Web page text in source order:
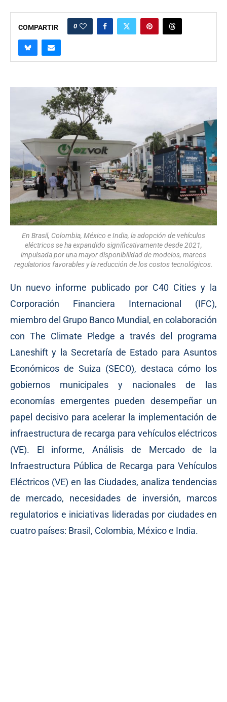
COMPARTIR 0
En Brasil, Colombia, México e India, la adopción de vehículos
eléctricos se ha expandido significativamente desde 2021,
impulsada por una mayor disponibilidad de modelos, marcos
regulatorios favorables y la reducción de los costos tecnológicos.
Un nuevo informe publicado por C40 Cities y la
Corporación Financiera Internacional (IFC),
miembro del Grupo Banco Mundial, en colaboración
con The Climate Pledge a través del programa
Laneshift y la Secretaría de Estado para Asuntos
Económicos de Suiza (SECO), destaca cómo los
gobiernos municipales y nacionales de las
economías emergentes pueden desempeñar un
papel decisivo para acelerar la implementación de
infraestructura de recarga para vehículos eléctricos
(VE). El informe, Análisis de Mercado de la
Infraestructura Pública de Recarga para Vehículos
Eléctricos (VE) en las Ciudades, analiza tendencias
de mercado, necesidades de inversión, marcos
regulatorios e iniciativas lideradas por ciudades en
cuatro países: Brasil, Colombia, México e India.